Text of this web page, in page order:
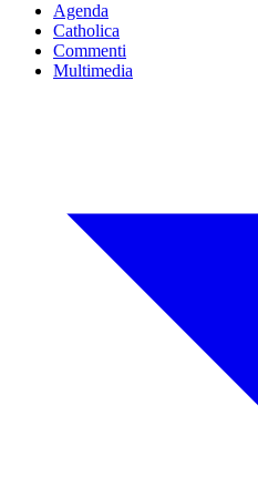
Agenda
Catholica
Commenti
Multimedia